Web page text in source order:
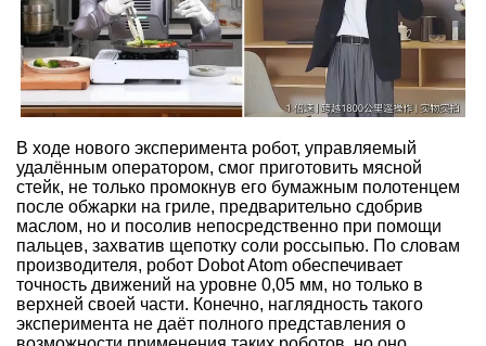
В ходе нового эксперимента робот, управляемый
удалённым оператором, смог приготовить мясной
стейк, не только промокнув его бумажным полотенцем
после обжарки на гриле, предварительно сдобрив
маслом, но и посолив непосредственно при помощи
пальцев, захватив щепотку соли россыпью. По словам
производителя, робот Dobot Atom обеспечивает
точность движений на уровне 0,05 мм, но только в
верхней своей части. Конечно, наглядность такого
эксперимента не даёт полного представления о